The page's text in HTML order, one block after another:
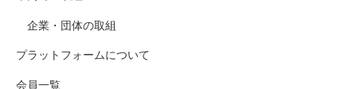
企業・団体の取組
プラットフォームについて
会員一覧